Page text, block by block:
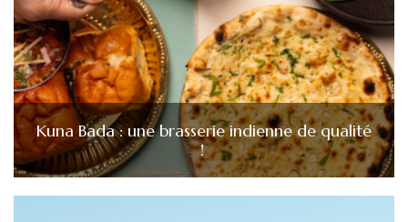
Kuna Bada : une brasserie indienne de qualité
!